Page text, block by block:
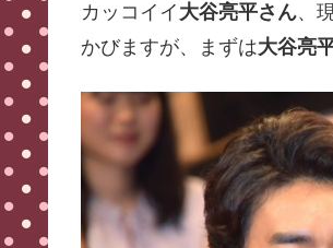
カッコイイ 大谷亮平さん、
かびますが、まずは大谷亮